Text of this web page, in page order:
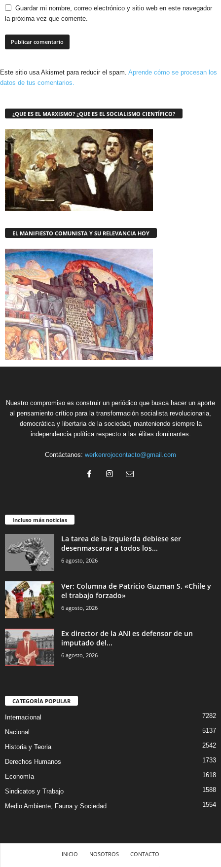
Guardar mi nombre, correo electrónico y sitio web en este navegador
la próxima vez que comente.
Este sitio usa Akismet para reducir el spam. Aprende cómo se procesan los
datos de tus comentarios.
¿QUE ES EL MARXISMO? ¿QUE ES EL SOCIALISMO CIENTÍFICO?
EL MANIFIESTO COMUNISTA Y SU RELEVANCIA HOY
Nuestro compromiso es construir un periódico que busca hacer un aporte
al pensamiento crítico para la transformación socialista revolucionaria,
democrática y libertaria de la sociedad, manteniendo siempre la
independencia política respecto a las élites dominantes.
Contáctanos: werkenrojocontacto@gmail.com
Incluso más noticias
La tarea de la izquierda debiese ser
desenmascarar a todos los...
6 agosto, 2026
Ver: Columna de Patricio Guzman S. «Chile y
el trabajo forzado»
6 agosto, 2026
Ex director de la ANI es defensor de un
imputado del...
6 agosto, 2026
CATEGORÍA POPULAR
Internacional 7282
Nacional 5137
Historia y Teoria 2542
Derechos Humanos 1733
Economía 1618
Sindicatos y Trabajo 1588
Medio Ambiente, Fauna y Sociedad 1554
INICIO NOSOTROS
CONTACTO